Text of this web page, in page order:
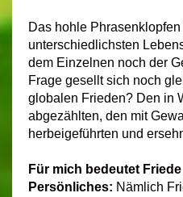
Das hohle Phrasenklopfen
unterschiedlichsten
dem Einzelnen noch der
Frage gesellt sich noch
globalen Frieden? Den in
abgezählten, den mit
herbeigeführten und
Für mich bedeutet
Persönliches: Nämlich